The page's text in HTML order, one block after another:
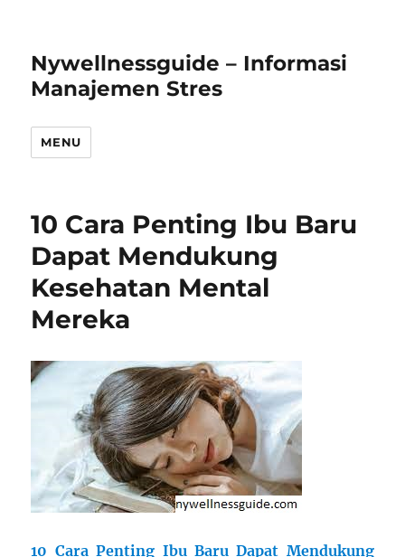
Nywellnessguide – Informasi
Manajemen Stres
MENU
10 Cara Penting Ibu Baru
Dapat Mendukung
Kesehatan Mental
Mereka
10 Cara Penting Ibu Baru Dapat Mendukung